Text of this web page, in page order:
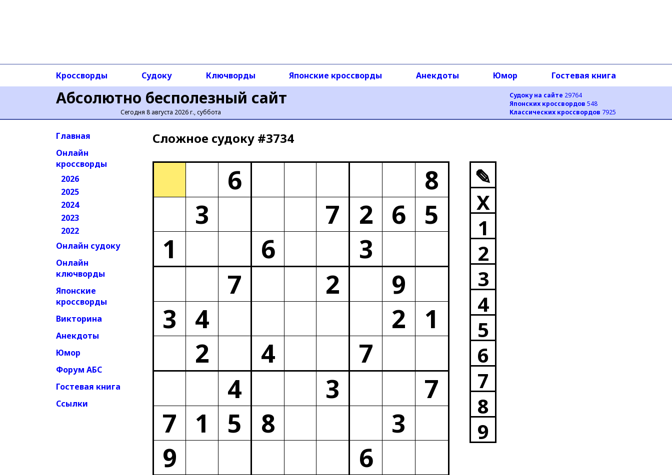
Абсолютно бесполезный сайт
Сегодня 8 августа 2026 г., суббота
Судоку на сайте 29764
Японских кроссвордов 548
Классических кроссвордов 7925
Кроссворды Судоку Ключворды Японские кроссворды Анекдоты Юмор Гостевая книга
Главная
Онлайн
кроссворды
2026
2025
2024
2023
2022
Онлайн судоку
Онлайн
ключворды
Японские
кроссворды
Викторина
Анекдоты
Юмор
Форум АБС
Гостевая книга
Ссылки
Сложное cудоку #3734
6
8
3
7 2 6 5
1
6
3
7
2
9
3 4 2
1
2
4
7
4
3
7
7
1 5 8
3
9
6
✎
X
1
2
3
4
5
6
7
8
9